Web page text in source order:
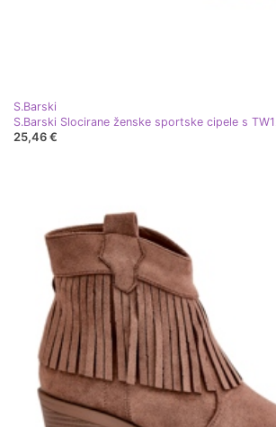
S.Barski
S.Barski Slocirane ženske sportske cipele s
25,46 €